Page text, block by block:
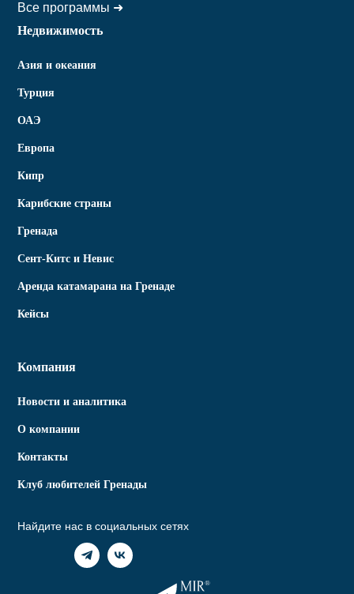
Все программы ➜
Недвижимость
Азия и океания
Турция
ОАЭ
Европа
Кипр
Карибские страны
Гренада
Сент-Китс и Невис
Аренда катамарана на Гренаде
Кейсы
Компания
Новости и аналитика
О компании
Контакты
Клуб любителей Гренады
Найдите нас в социальных сетях